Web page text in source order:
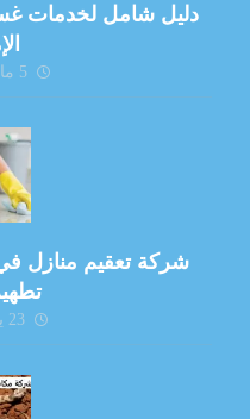
دليل شامل لخدمات
5 مارس، 2026
23 يونيو، 2024